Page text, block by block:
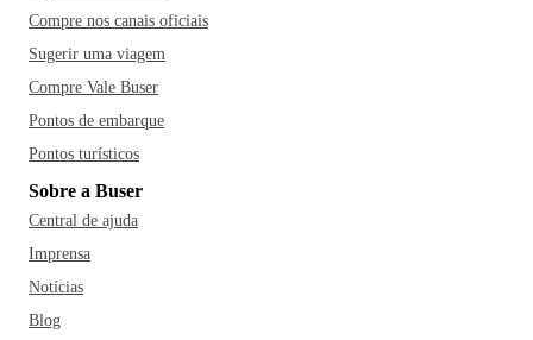
Compre nos canais oficiais
Sugerir uma viagem
Compre Vale Buser
Pontos de embarque
Pontos turísticos
Sobre a Buser
Central de ajuda
Imprensa
Notícias
Blog